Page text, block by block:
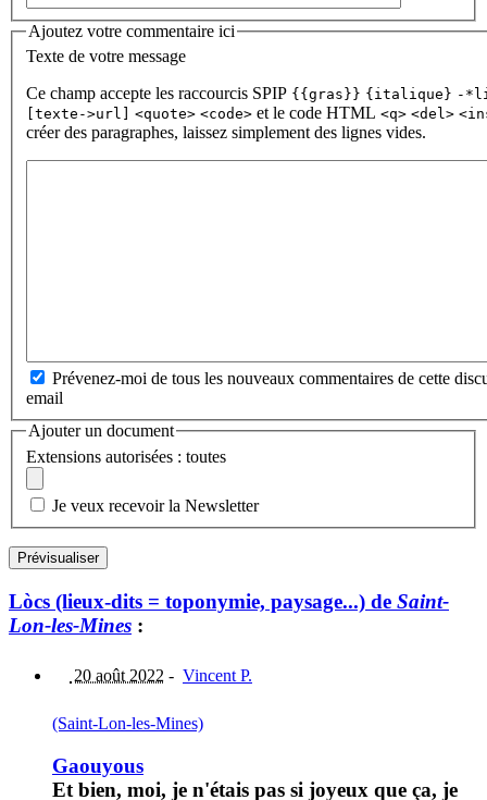
Ajoutez votre commentaire ici
Texte de votre message
Ce champ accepte les raccourcis SPIP {{gras}} {italique} -
[texte->url]
<quote> <code> et le code HTML <q> <del>
créer des paragraphes, laissez simplement des lignes vides.
Prévenez-moi de tous les nouveaux commentaires de cette
email
Ajouter un document
Extensions autorisées : toutes
Je veux recevoir la Newsletter
Lòcs (lieux-dits = toponymie, paysage...) de Saint-
Lon-les-Mines :
20 août 2022 - Vincent P.
(Saint-Lon-les-Mines)
Gaouyous
Et bien, moi, je n'étais pas si joyeux que ça, je